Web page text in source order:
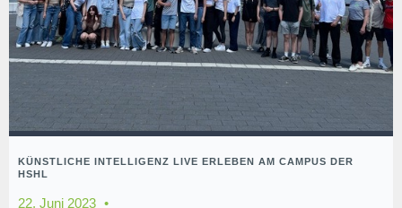
KÜNSTLICHE INTELLIGENZ LIVE ERLEBEN AM CAMPUS DER
HSHL
22. Juni 2023